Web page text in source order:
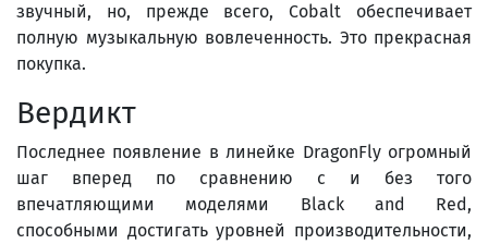
звучный, но, прежде всего, Cobalt обеспечивает
полную музыкальную вовлеченность. Это прекрасная
покупка.
Вердикт
Последнее появление в линейке DragonFly огромный
шаг вперед по сравнению с и без того
впечатляющими моделями Black and Red,
способными достигать уровней производительности,